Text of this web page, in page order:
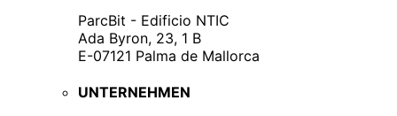
ParcBit - Edificio NTIC
Ada Byron, 23, 1 B
E-07121 Palma de Mallorca
UNTERNEHMEN